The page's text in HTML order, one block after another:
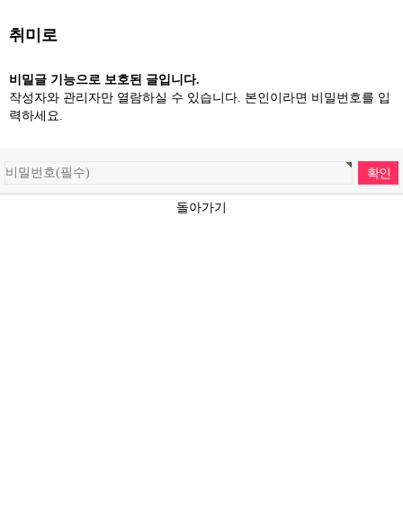
취미로
비밀글 기능으로 보호된 글입니다.
작성자와 관리자만 열람하실 수 있습니다. 본인이라면 비밀번호를 입
력하세요.
돌아가기